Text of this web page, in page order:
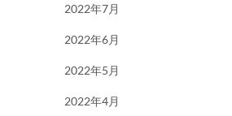
2022年7月
2022年6月
2022年5月
2022年4月